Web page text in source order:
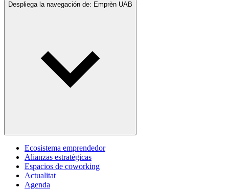
Despliega la navegación de: Emprèn UAB
Ecosistema emprendedor
Alianzas estratégicas
Espacios de coworking
Actualitat
Agenda